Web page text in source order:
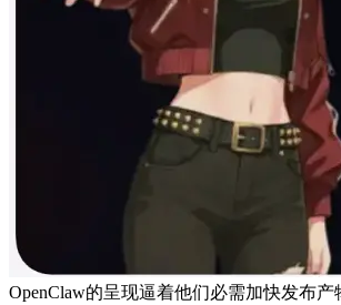
OpenClaw的呈现逼着他们必需加快发布